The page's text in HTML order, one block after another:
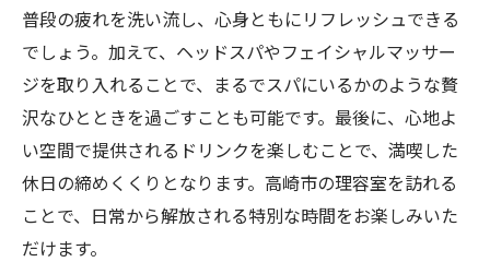
普段の疲れを洗い流し、心身ともにリフレッシュできる
でしょう。加えて、ヘッドスパやフェイシャルマッサー
ジを取り入れることで、まるでスパにいるかのような贅
沢なひとときを過ごすことも可能です。最後に、心地よ
い空間で提供されるドリンクを楽しむことで、満喫した
休日の締めくくりとなります。高崎市の理容室を訪れる
ことで、日常から解放される特別な時間をお楽しみいた
だけます。